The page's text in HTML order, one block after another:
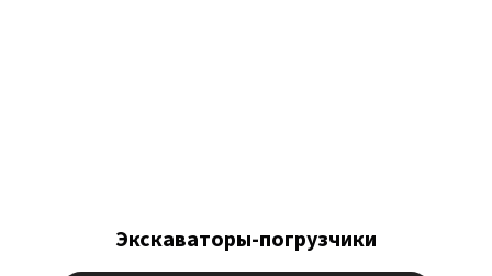
Экскаваторы-погрузчики